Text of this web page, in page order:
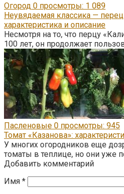
Огород 0 просмотры: 1 089
Неувядаемая классика —
характеристика и описание
Несмотря на то, что перцу
100 лет, он продолжает
Пасленовые 0 просмотры: 945
Томат «Казанова»:
У многих огородников еще
томаты в теплице, но они уже
Добавить комментарий
Имя *